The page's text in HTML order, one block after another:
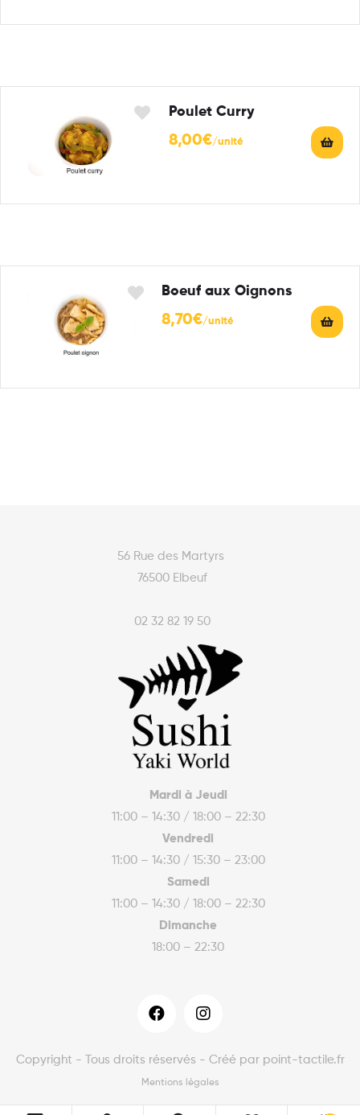
Poulet Curry
8,00€
Boeuf aux Oignons
8,70€
56 Rue des Martyrs
76500 Elbeuf
02 32 82 19 50
Mardi à Jeudi
11:00 – 14:30 / 18:00 – 22:30
Vendredi
11:00 – 14:30 / 15:30 – 23:00
Samedi
11:00 – 14:30 / 18:00 – 22:30
Dimanche
18:00 – 22:30
Copyright - Tous droits réservés - Créé par point-tactile.fr
Mentions légales